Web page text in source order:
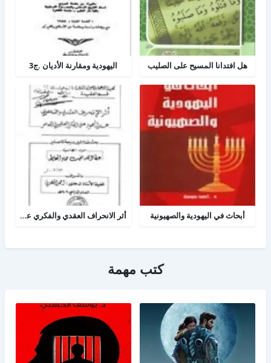
هل افتدانا المسيح على الصليب اليهودية ومقارنة الأديان .ج3
أبحاث في اليهودية والصهيونية أثر الانحراف العقدي والفكري عند اليهود على الفكر الصهيوني المعاصر
كتب مهمة